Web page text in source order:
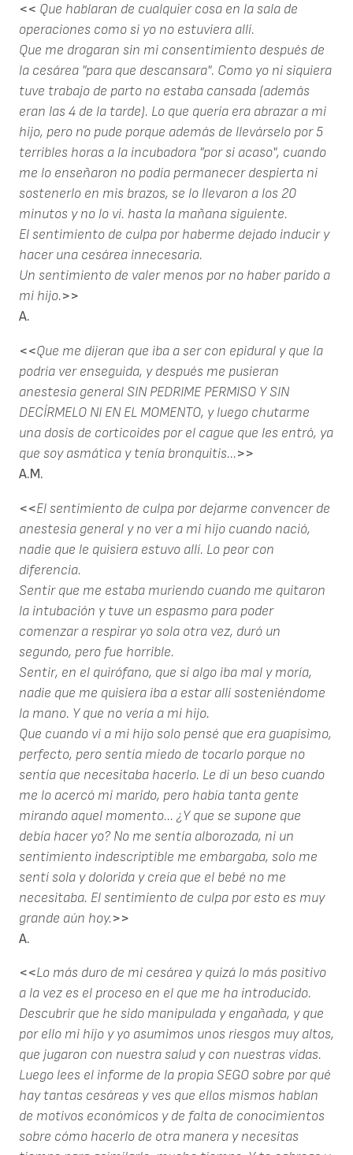
<< Que hablaran de cualquier cosa en la sala de
operaciones como si yo no estuviera allí.
Que me drogaran sin mi consentimiento después de
la cesárea "para que descansara". Como yo ni siquiera
tuve trabajo de parto no estaba cansada (además
eran las 4 de la tarde). Lo que quería era abrazar a mi
hijo, pero no pude porque además de llevárselo por 5
terribles horas a la incubadora "por si acaso", cuando
me lo enseñaron no podía permanecer despierta ni
sostenerlo en mis brazos, se lo llevaron a los 20
minutos y no lo vi. hasta la mañana siguiente.
El sentimiento de culpa por haberme dejado inducir y
hacer una cesárea innecesaria.
Un sentimiento de valer menos por no haber parido a
mi hijo.>>
A.
<<Que me dijeran que iba a ser con epidural y que la
podría ver enseguida, y después me pusieran
anestesia general SIN PEDRIME PERMISO Y SIN
DECÍRMELO NI EN EL MOMENTO, y luego chutarme
una dosis de corticoides por el cague que les entró, ya
que soy asmática y tenía bronquitis...>>
A.M.
<<El sentimiento de culpa por dejarme convencer de
anestesia general y no ver a mi hijo cuando nació,
nadie que le quisiera estuvo allí. Lo peor con
diferencia.
Sentir que me estaba muriendo cuando me quitaron
la intubación y tuve un espasmo para poder
comenzar a respirar yo sola otra vez, duró un
segundo, pero fue horrible.
Sentir, en el quirófano, que si algo iba mal y moría,
nadie que me quisiera iba a estar allí sosteniéndome
la mano. Y que no vería a mi hijo.
Que cuando vi a mi hijo solo pensé que era guapísimo,
perfecto, pero sentía miedo de tocarlo porque no
sentía que necesitaba hacerlo. Le di un beso cuando
me lo acercó mi marido, pero había tanta gente
mirando aquel momento... ¿Y que se supone que
debía hacer yo? No me sentía alborozada, ni un
sentimiento indescriptible me embargaba, solo me
sentí sola y dolorida y creía que el bebé no me
necesitaba. El sentimiento de culpa por esto es muy
grande aún hoy.>>
A.
<<Lo más duro de mi cesárea y quizá lo más positivo
a la vez es el proceso en el que me ha introducido.
Descubrir que he sido manipulada y engañada, y que
por ello mi hijo y yo asumimos unos riesgos muy altos,
que jugaron con nuestra salud y con nuestras vidas.
Luego lees el informe de la propia SEGO sobre por qué
hay tantas cesáreas y ves que ellos mismos hablan
de motivos económicos y de falta de conocimientos
sobre cómo hacerlo de otra manera y necesitas